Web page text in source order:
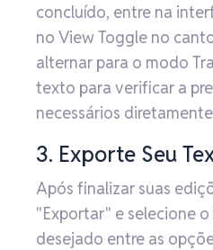
concluído, entre na
no View Toggle no
alternar para o modo
texto para verificar a
necessários
3. Exporte Seu
Após finalizar suas
"Exportar" e selecione
desejado entre as